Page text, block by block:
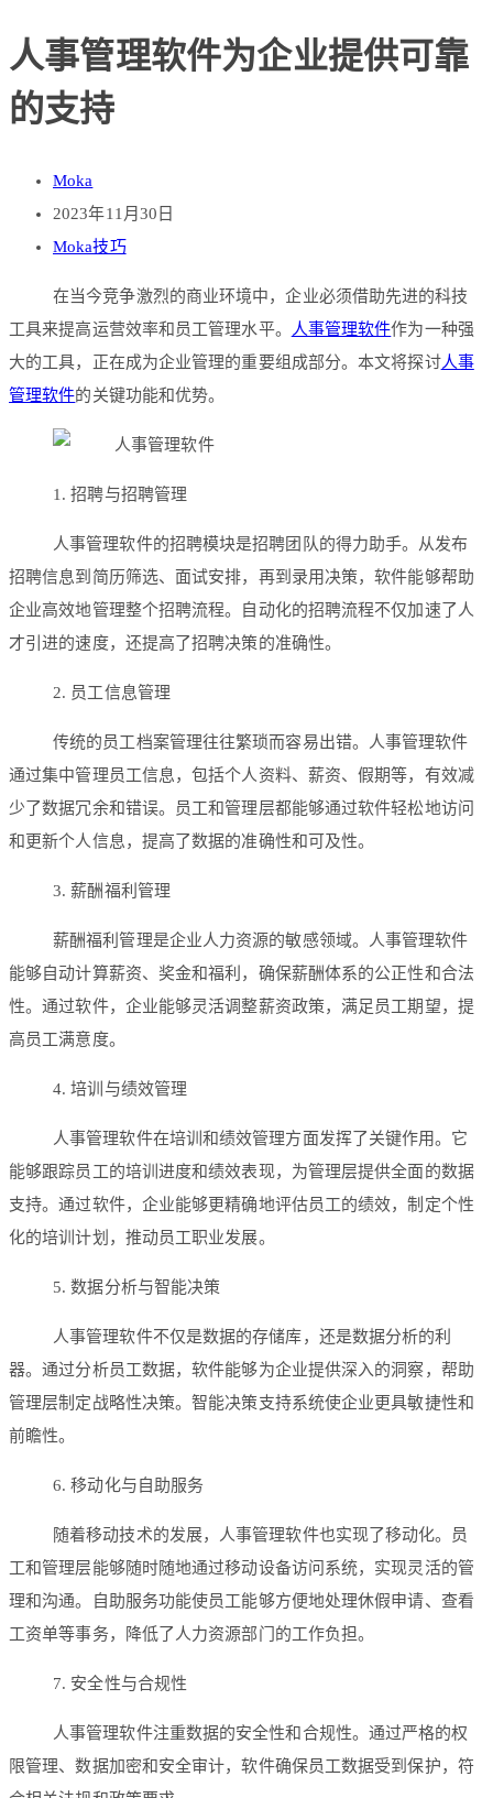
人事管理软件为企业提供可靠
的支持
Moka
2023年11月30日
Moka技巧
在当今竞争激烈的商业环境中，企业必须借助先进的科技
工具来提高运营效率和员工管理水平。
人事管理软件作为一种强
大的工具，正在成为企业管理的重要组成部分。本文将探讨人事
管理软件的关键功能和优势。
1. 招聘与招聘管理
人事管理软件的招聘模块是招聘团队的得力助手。从发布
招聘信息到简历筛选、面试安排，再到录用决策，软件能够帮助
企业高效地管理整个招聘流程。自动化的招聘流程不仅加速了人
才引进的速度，还提高了招聘决策的准确性。
2. 员工信息管理
传统的员工档案管理往往繁琐而容易出错。人事管理软件
通过集中管理员工信息，包括个人资料、薪资、假期等，有效减
少了数据冗余和错误。员工和管理层都能够通过软件轻松地访问
和更新个人信息，提高了数据的准确性和可及性。
3. 薪酬福利管理
薪酬福利管理是企业人力资源的敏感领域。人事管理软件
能够自动计算薪资、奖金和福利，确保薪酬体系的公正性和合法
性。通过软件，企业能够灵活调整薪资政策，满足员工期望，提
高员工满意度。
4. 培训与绩效管理
人事管理软件在培训和绩效管理方面发挥了关键作用。它
能够跟踪员工的培训进度和绩效表现，为管理层提供全面的数据
支持。通过软件，企业能够更精确地评估员工的绩效，制定个性
化的培训计划，推动员工职业发展。
5. 数据分析与智能决策
人事管理软件不仅是数据的存储库，还是数据分析的利
器。通过分析员工数据，软件能够为企业提供深入的洞察，帮助
管理层制定战略性决策。智能决策支持系统使企业更具敏捷性和
前瞻性。
6. 移动化与自助服务
随着移动技术的发展，人事管理软件也实现了移动化。员
工和管理层能够随时随地通过移动设备访问系统，实现灵活的管
理和沟通。自助服务功能使员工能够方便地处理休假申请、查看
工资单等事务，降低了人力资源部门的工作负担。
7. 安全性与合规性
人事管理软件注重数据的安全性和合规性。通过严格的权
限管理、数据加密和安全审计，软件确保员工数据受到保护，符